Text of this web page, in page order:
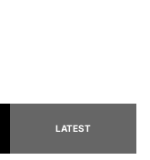
LATEST